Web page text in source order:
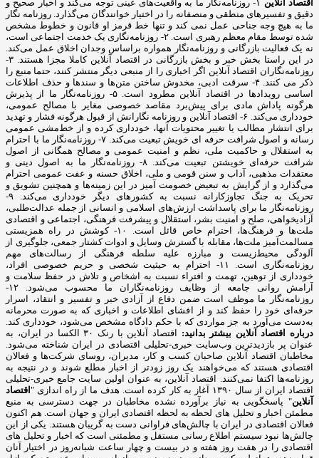
اقتصاد آنلاین
۱- روزنامه‌نگار ما به واقعیت‌های عینی توجه می‌کند و اخبار صحیح و
دقیق و تفسیرهای منطقی و منصفانه را در اختیار خوانندگان می‌گذارد. روزنامه نگار
ما به هیچ وجه جناحی عمل نمی کند و تنها خط قرمز او قانون و خطوط مشخص
شده توسط مقام معظم رهبری است. ۲- روزنامه‌نگاری یک خدمت اجتماعی است،
نه یک فعالیت بازرگانی و روزنامه‌نگار همواره براساس وجدان اخلاق عمل می‌کند.
در این راستا بخش خبر و بخش بازرگانی در اقتصاد آنلاین کاملا مجزا هستند. ۳-
روزنامه‌نگاران اقتصاد آنلاین اگر اخباری را از منبعی دیگر منتشر کنند، حتما منبع را
ذکر می کنند. ۴- سرقت ادبی، مخدوش ساختن متن‌ها و سندها و حذف اطلاعات
اساسی رویدادها در اقتصاد آنلاین مطرود است. ۵- روزنامه‌نگار ما از پذیرش
هرگونه پاداش مادی برای پیش‌برد مقاصد خصوصی مغایر با مصالح عمومی،
خودداری می‌کند. ۶- اقتصاد آنلاین و روزنامه نگارانش از قبول هرگونه فشار و تهدید
برای انتشار مطالب یا تغییر محتویات آنها، خودداری کرده و از خط‌مشی عمومی
رسانه و اصول شرافت حرفه ای خویش تبعیت می‌کند. ۷- روزنامه‌نگار ما با احترام
به استقلال و حاکمیت ملی، نظم و امنیت عمومی و مصالح همگانی از اصول
شرافت حرفه‌ای خویشتن تبعیت می‌کند. ۸- روزنامه‌نگار ما به اصول دینی و
معتقدات مذهبی، آداب و سنن قومی و ملی، اخلاق حسنه و عفت عمومی احترام
می‌گذارد و از گرایش به تبعیض خصومت آمیز در این زمینه‌ها و همچنین تشویق و
تحریک به جنگ تجاوزکارانه نسبت به کشورهای دیگر خودداری می‌کند. ۹-
روزنامه‌نگار ما برای پاسداشت ارزش‌های اسلامی و انسانی از جمله عدالت‌طلبی،
آزادیخواهی، صلح و امنیت بشر، استقلال و پیشرفت فرهنگی، اجتماعی و اقتصادی
ملت‌ها و فرهنگ‌ها، احترام خاص قائل است. ۱۰- کوشش در راه همزیستی
مسالمت‌آمیز ملت‌ها، مقابله با گسترش وسایل و ادوات کشتار جمعی، جلوگیری از
آلودگی محیط‌زیست و مبارزه علیه سلطه فرهنگی از رسالت‌های مهم
روزنامه‌نگاری است. ۱۱- احترام به حیثیت شخصی و حریم خصوصی افراد،
خودداری از توهین، تهمت و افتراء نسبت به اشخاص و تلاش در حفظ سلامت و
آرامش روانی جامعه از وظایف روزنامه‌نگاران ما محسوب می‌شود. ۱۲-
روزنامه‌نگار ما موظف است ضمن دفاع از آزادی خبر و تفسیر و انتقاد، اسرار
حرفه‌ای خود را حفظ کند و از افشای اطلاعات و اخباری که به صورت محرمانه
به‌دست می‌آورد به جز مواردی که با حکم دادگاه مشخص می‌شود، خودداری کند.
درباره اقتصاد آنلاین بیشتر بدانید:
اقتصاد آنلاین با رنک ۳۰ الکسا در ایران، به
عنوان پر بازدیدترین وب‌سایت خبری-تحلیلی اقتصادی در ایران شناخته می‌شود.
مخاطبان اقتصاد آنلاین صاحبان کسب و کار، مدیران، روسای شرکت‌ها و فعالان
اقتصادی هستند که می‌خواهند یک روز زودتر از اخبار مطلع شوند و در نتیجه به
روزنامه‌ها اکتفا نمی‌کنند. اقتصاد آنلاین، به عنوان اولین سایت جامع خبری-تحلیلی
اقتصاد ایران از سال ۱۳۹۰ آغاز به کار کرده است. هدف ما از راه اندازی "
اقتصاد
آنلاین" پاسخگویی به نیاز برآورده نشده مخاطبان در جهت دسترسی به منبع
مطمئن اخبار و تحلیل های لحظه به لحظه اقتصادی ایران و جهان است. هم اکنون
فعالان اقتصادی در ایران با چالش‌های فراوانی دست به گریبان هستند. یکی از این
چالش‌ها نبود سیستم اطلاع رسانی مستقل و مطمئنی است که اخبار و تحلیل های
اقتصادی را در هفت روز هفته و در بیست و چهار ساعت شبانه‌روز در اختیار آنان